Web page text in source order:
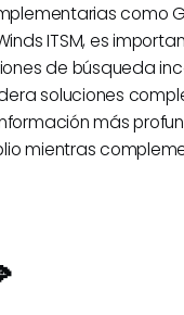
como
ITSM, es
de búsqueda
soluciones
más
mientras